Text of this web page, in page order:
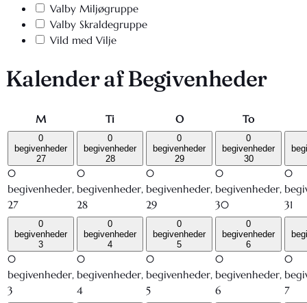
Valby Miljøgruppe
Valby Skraldegruppe
Vild med Vilje
Kalender af Begivenheder
Mmandag Titirsdag Oonsdag Totorsdag
0
begivenheder
27
0
begivenheder,
27
0
begivenheder
28
0
begivenheder,
28
0
begivenheder
29
0
begivenheder,
29
0
begivenheder
30
0
begivenheder,
30
0
31
0
begivenheder
3
0
begivenheder,
3
0
begivenheder
4
0
begivenheder,
4
0
begivenheder
5
0
begivenheder,
5
0
begivenheder
6
0
begivenheder,
6
0
7